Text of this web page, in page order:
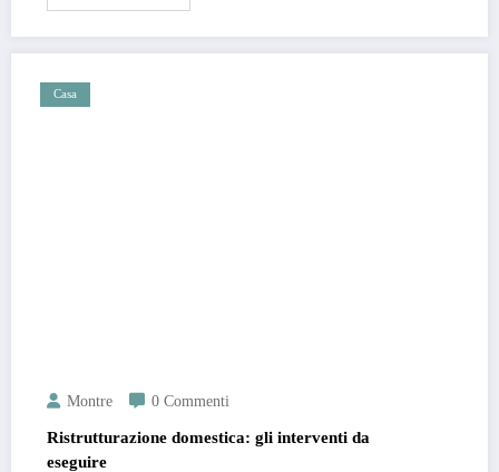
Casa
Montre 0 Commenti
Ristrutturazione domestica: gli interventi da
eseguire